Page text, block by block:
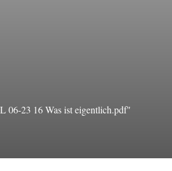
06-23 16 Was ist eigentlich.pdf"